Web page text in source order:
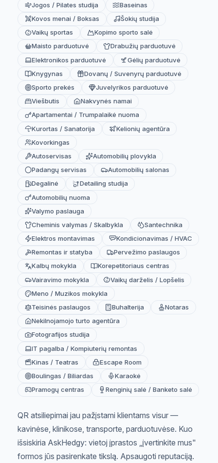
Jogos / Pilates studija
Baseinas
Kovos menai / Boksas
Šokių studija
Vaikų sportas
Kopimo sporto salė
Maisto parduotuvė
Drabužių parduotuvė
Elektronikos parduotuvė
Gėlių parduotuvė
Knygynas
Dovanų / Suvenyrų parduotuvė
Sporto prekės
Juvelyrikos parduotuvė
Viešbutis
Nakvynės namai
Apartamentai / Trumpalaikė nuoma
Kurortas / Sanatorija
Kelionių agentūra
Kovorkingas
Autoservisas
Automobilių plovykla
Padangų servisas
Automobilių salonas
Degalinė
Detailing studija
Automobilių nuoma
Valymo paslauga
Cheminis valymas / Skalbykla
Santechnika
Elektros montavimas
Kondicionavimas / HVAC
Remontas ir statyba
Pervežimo paslaugos
Kalbų mokykla
Korepetitoriaus centras
Vairavimo mokykla
Vaikų darželis / Lopšelis
Meno / Muzikos mokykla
Teisinės paslaugos
Buhalterija
Notaras
Nekilnojamojo turto agentūra
Fotografijos studija
IT pagalba / Kompiuterių remontas
Kinas / Teatras
Escape Room
Boulingas / Biliardas
Karaokė
Pramogų centras
Renginių salė / Banketo salė
QR atsiliepimai jau pažįstami klientams visur —
kavinėse, klinikose, transporte, parduotuvėse. Kuo
išsiskiria AskHedgy: vietoj įprastos „įvertinkite mus"
formos jūs pasirenkate tikslą. Apsaugoti reputaciją.